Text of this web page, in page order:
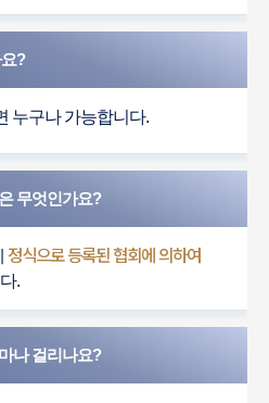
?
누구나 가능합니다.
무엇인가요?
정식으로 등록된 협회에 의하여
.
나 걸리나요?